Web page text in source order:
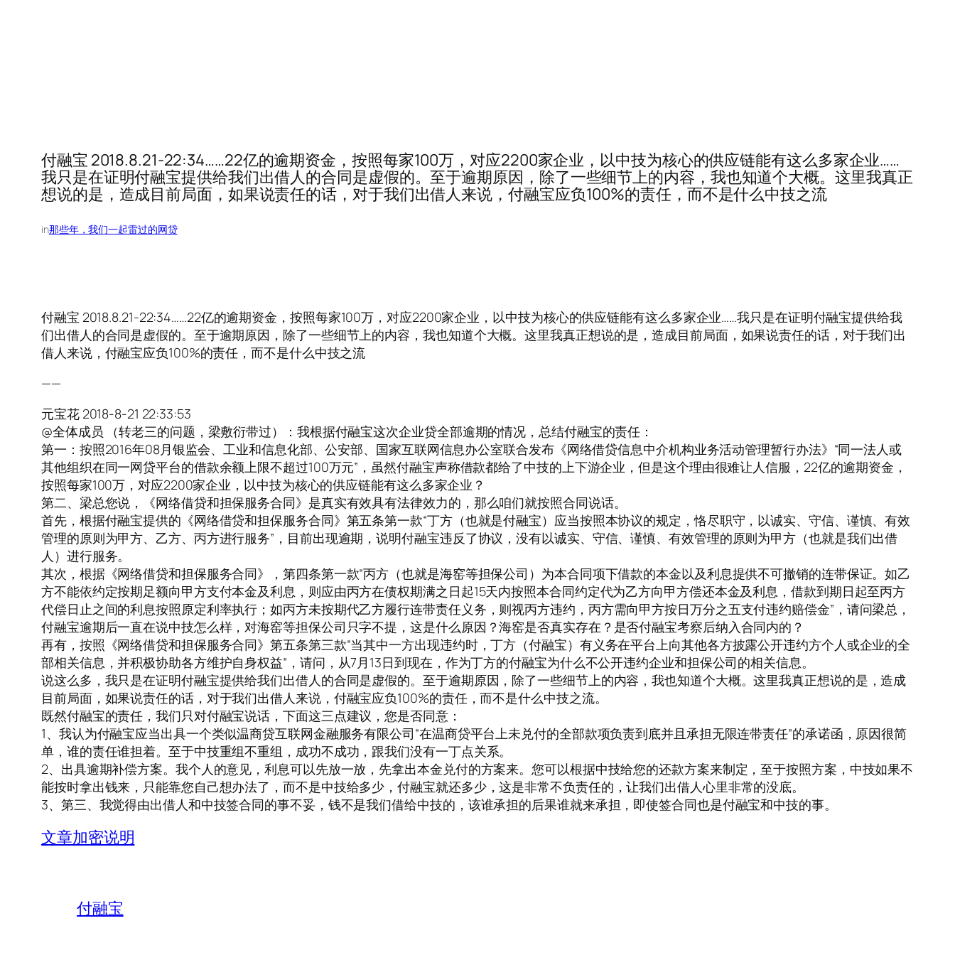
付融宝 2018.8.21-22:34……22亿的逾期资金，按照每家100万，对应2200家企业，以中技为核心的供应链能有这么多家企业……
我只是在证明付融宝提供给我们出借人的合同是虚假的。至于逾期原因，除了一些细节上的内容，我也知道个大概。这里我真正
想说的是，造成目前局面，如果说责任的话，对于我们出借人来说，付融宝应负100%的责任，而不是什么中技之流
in那些年，我们一起雷过的网贷
付融宝 2018.8.21-22:34……22亿的逾期资金，按照每家100万，对应2200家企业，以中技为核心的供应链能有这么多家企业……我只是在证明付融宝提供给我
们出借人的合同是虚假的。至于逾期原因，除了一些细节上的内容，我也知道个大概。这里我真正想说的是，造成目前局面，如果说责任的话，对于我们出
借人来说，付融宝应负100%的责任，而不是什么中技之流
——
元宝花 2018-8-21 22:33:53
@全体成员 （转老三的问题，梁敷衍带过）：我根据付融宝这次企业贷全部逾期的情况，总结付融宝的责任：
第一：按照2016年08月银监会、工业和信息化部、公安部、国家互联网信息办公室联合发布《网络借贷信息中介机构业务活动管理暂行办法》“同一法人或
其他组织在同一网贷平台的借款余额上限不超过100万元”，虽然付融宝声称借款都给了中技的上下游企业，但是这个理由很难让人信服，22亿的逾期资金，
按照每家100万，对应2200家企业，以中技为核心的供应链能有这么多家企业？
第二、梁总您说，《网络借贷和担保服务合同》是真实有效具有法律效力的，那么咱们就按照合同说话。
首先，根据付融宝提供的《网络借贷和担保服务合同》第五条第一款“丁方（也就是付融宝）应当按照本协议的规定，恪尽职守，以诚实、守信、谨慎、有效
管理的原则为甲方、乙方、丙方进行服务”，目前出现逾期，说明付融宝违反了协议，没有以诚实、守信、谨慎、有效管理的原则为甲方（也就是我们出借
人）进行服务。
其次，根据《网络借贷和担保服务合同》，第四条第一款“丙方（也就是海窑等担保公司）为本合同项下借款的本金以及利息提供不可撤销的连带保证。如乙
方不能依约定按期足额向甲方支付本金及利息，则应由丙方在债权期满之日起15天内按照本合同约定代为乙方向甲方偿还本金及利息，借款到期日起至丙方
代偿日止之间的利息按照原定利率执行；如丙方未按期代乙方履行连带责任义务，则视丙方违约，丙方需向甲方按日万分之五支付违约赔偿金”，请问梁总，
付融宝逾期后一直在说中技怎么样，对海窑等担保公司只字不提，这是什么原因？海窑是否真实存在？是否付融宝考察后纳入合同内的？
再有，按照《网络借贷和担保服务合同》第五条第三款“当其中一方出现违约时，丁方（付融宝）有义务在平台上向其他各方披露公开违约方个人或企业的全
部相关信息，并积极协助各方维护自身权益”，请问，从7月13日到现在，作为丁方的付融宝为什么不公开违约企业和担保公司的相关信息。
说这么多，我只是在证明付融宝提供给我们出借人的合同是虚假的。至于逾期原因，除了一些细节上的内容，我也知道个大概。这里我真正想说的是，造成
目前局面，如果说责任的话，对于我们出借人来说，付融宝应负100%的责任，而不是什么中技之流。
既然付融宝的责任，我们只对付融宝说话，下面这三点建议，您是否同意：
1、我认为付融宝应当出具一个类似温商贷互联网金融服务有限公司“在温商贷平台上未兑付的全部款项负责到底并且承担无限连带责任”的承诺函，原因很简
单，谁的责任谁担着。至于中技重组不重组，成功不成功，跟我们没有一丁点关系。
2、出具逾期补偿方案。我个人的意见，利息可以先放一放，先拿出本金兑付的方案来。您可以根据中技给您的还款方案来制定，至于按照方案，中技如果不
能按时拿出钱来，只能靠您自己想办法了，而不是中技给多少，付融宝就还多少，这是非常不负责任的，让我们出借人心里非常的没底。
3、第三、我觉得由出借人和中技签合同的事不妥，钱不是我们借给中技的，该谁承担的后果谁就来承担，即使签合同也是付融宝和中技的事。
文章加密说明
付融宝